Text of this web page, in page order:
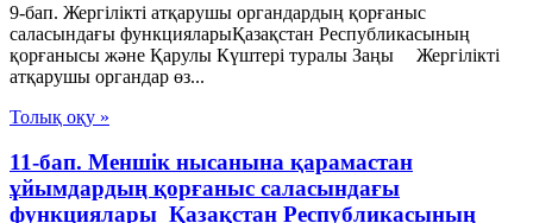
9-бап. Жергіліктi атқарушы органдардың қорғаныс
саласындағы функцияларыҚазақстан Республикасының
қорғанысы және Қарулы Күштері туралы Заңы Жергілiкті
атқарушы органдар өз...
Толық оқу »
11-бап. Меншiк нысанына қарамастан
ұйымдардың қорғаныс саласындағы
функциялары Қазақстан Республикасының